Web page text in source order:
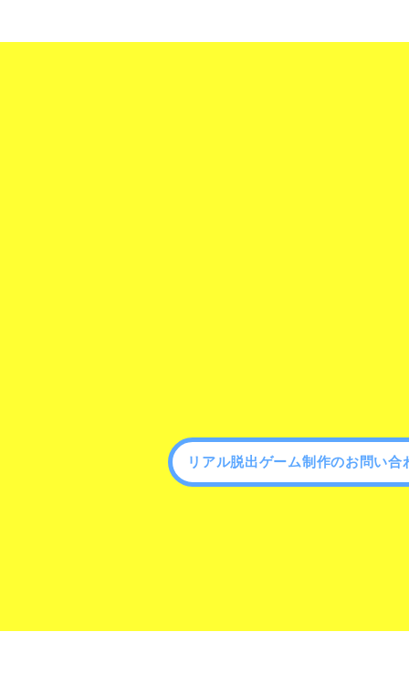
リアル脱出ゲーム制作のお問い合